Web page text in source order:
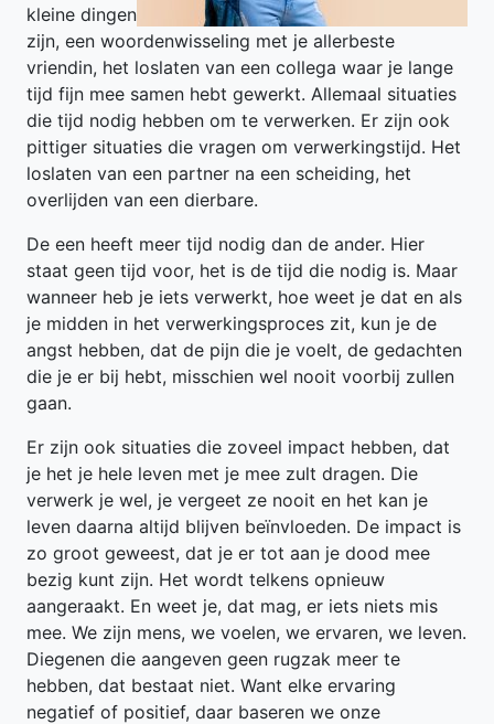
kleine dingen
zijn, een woordenwisseling met je allerbeste
vriendin, het loslaten van een collega waar je lange
tijd fijn mee samen hebt gewerkt. Allemaal situaties
die tijd nodig hebben om te verwerken. Er zijn ook
pittiger situaties die vragen om verwerkingstijd. Het
loslaten van een partner na een scheiding, het
overlijden van een dierbare.
De een heeft meer tijd nodig dan de ander. Hier
staat geen tijd voor, het is de tijd die nodig is. Maar
wanneer heb je iets verwerkt, hoe weet je dat en als
je midden in het verwerkingsproces zit, kun je de
angst hebben, dat de pijn die je voelt, de gedachten
die je er bij hebt, misschien wel nooit voorbij zullen
gaan.
Er zijn ook situaties die zoveel impact hebben, dat
je het je hele leven met je mee zult dragen. Die
verwerk je wel, je vergeet ze nooit en het kan je
leven daarna altijd blijven beïnvloeden. De impact is
zo groot geweest, dat je er tot aan je dood mee
bezig kunt zijn. Het wordt telkens opnieuw
aangeraakt. En weet je, dat mag, er iets niets mis
mee. We zijn mens, we voelen, we ervaren, we leven.
Diegenen die aangeven geen rugzak meer te
hebben, dat bestaat niet. Want elke ervaring
negatief of positief, daar baseren we onze